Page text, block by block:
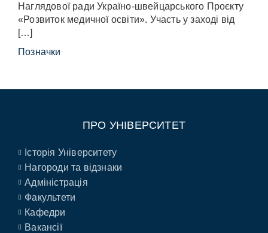
Наглядової ради Україно-швейцарського Проєкту
«Розвиток медичної освіти». Участь у заході від
[…]
Позначки
ПРО УНІВЕРСИТЕТ
Історія Університету
Нагороди та відзнаки
Адміністрація
Факультети
Кафедри
Вакансії